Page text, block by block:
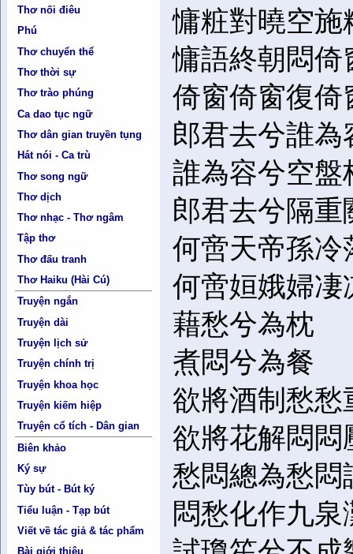
Thơ nối điêu
Phú
Thơ chuyển thể
Thơ thời sự
Thơ trào phúng
Ca dao tục ngữ
Thơ dân gian truyền tụng
Hát nói - Ca trù
Thơ song ngữ
Thơ dịch
Thơ nhạc - Thơ ngâm
Tập thơ
Thơ đấu tranh
Thơ Haiku (Hài Cú)
Truyện ngắn
Truyện dài
Truyện lịch sử
Truyện chính trị
Truyện khoa học
Truyện kiếm hiệp
Truyện cổ tích - Dân gian
Biên khảo
Ký sự
Tùy bút - Bút ký
Tiểu luận - Tạp bút
Viết về tác giả & tác phẩm
Bài giới thiệu
慵粧對曉空施
慵語終朝悶倚
倚窗倚窗復倚
郎君去兮誰為
誰為容兮空盤
郎君去兮隔重
何啻天帝孫冷
何啻姮娥婦凄
藉愁兮為枕
煮悶兮為餐
欲將酒制愁愁
欲將花解悶悶
愁悶總為愁悶
悶愁化作九泉